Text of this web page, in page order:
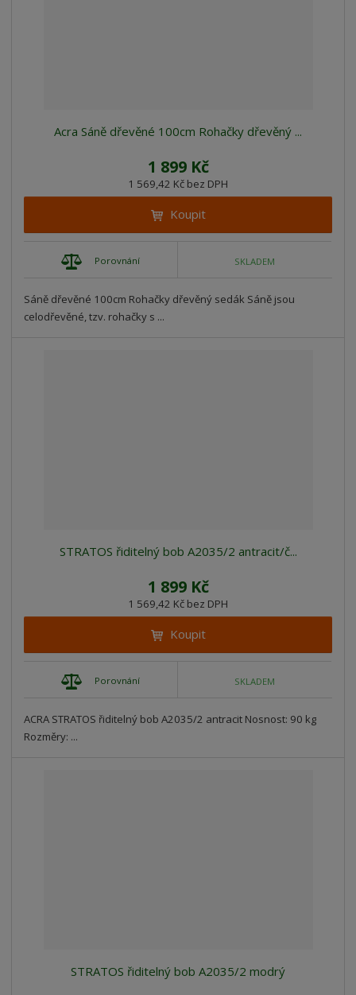
Acra Sáně dřevěné 100cm Rohačky dřevěný ...
1 899 Kč
1 569,42 Kč bez DPH
Koupit
Porovnání SKLADEM
Sáně dřevěné 100cm Rohačky dřevěný sedák Sáně jsou
celodřevěné, tzv. rohačky s ...
STRATOS řiditelný bob A2035/2 antracit/č...
1 899 Kč
1 569,42 Kč bez DPH
Koupit
Porovnání SKLADEM
ACRA STRATOS řiditelný bob A2035/2 antracit Nosnost: 90 kg
Rozměry: ...
STRATOS řiditelný bob A2035/2 modrý